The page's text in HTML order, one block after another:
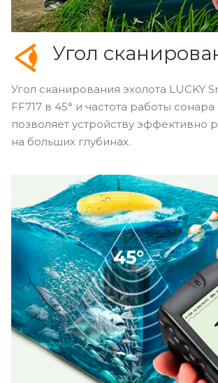
Угол
Угол сканирования эхолота LUCKY
FF717 в 45° и частота работы
позволяет устройству эффективно
на больших глубинах.